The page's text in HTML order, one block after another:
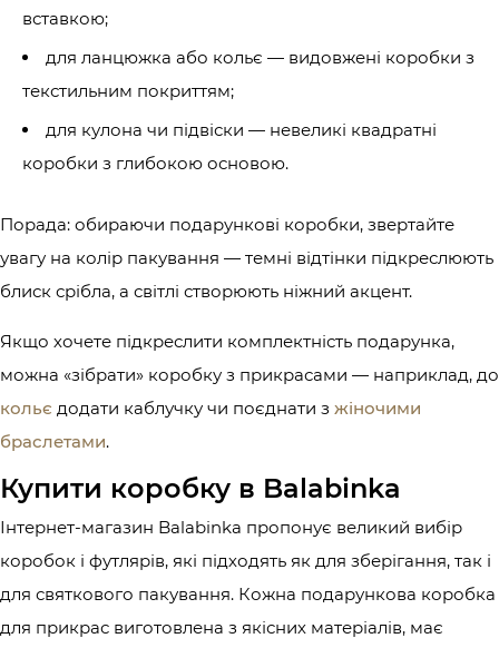
вставкою;
для ланцюжка або кольє — видовжені коробки з
текстильним покриттям;
для кулона чи підвіски — невеликі квадратні
коробки з глибокою основою.
Порада: обираючи подарункові коробки, звертайте
увагу на колір пакування — темні відтінки підкреслюють
блиск срібла, а світлі створюють ніжний акцент.
Якщо хочете підкреслити комплектність подарунка,
можна «зібрати» коробку з прикрасами — наприклад, до
кольє додати каблучку чи поєднати з жіночими
браслетами.
Купити коробку в Balabinka
Інтернет-магазин Balabinka пропонує великий вибір
коробок і футлярів, які підходять як для зберігання, так і
для святкового пакування. Кожна подарункова коробка
для прикрас виготовлена з якісних матеріалів, має